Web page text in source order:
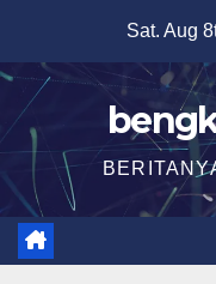
content
Sat. Aug